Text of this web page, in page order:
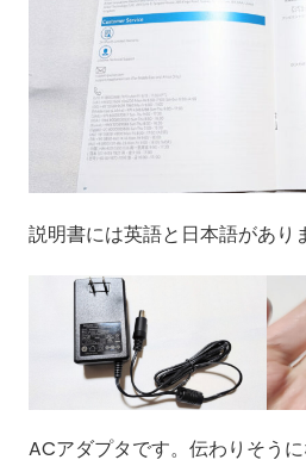
説明書には英語と日本語があり
ACアダプタです。伝わりそう